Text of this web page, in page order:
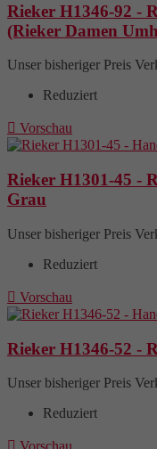
Rieker H1346-92 -
(Rieker Damen
Unser bisheriger Preis
Reduziert
 Vorschau
Rieker H1301-45 -
Grau
Unser bisheriger Preis
Reduziert
 Vorschau
Rieker H1346-52 -
Unser bisheriger Preis
Reduziert